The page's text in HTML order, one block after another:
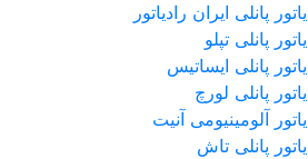
پانلی ایران رادیاتور
پانلی تپلو
پانلی ایساتیس
پانلی لورچ
آلومینیومی آنیت
پانلی تاش